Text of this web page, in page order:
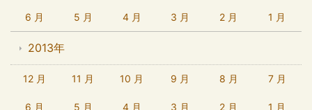
6 月 5 月 4 月 3 月 2 月 1 月
2013年
12 月 11 月 10 月 9 月 8 月 7 月
6 月 5 月 4 月 3 月 2 月 1 月